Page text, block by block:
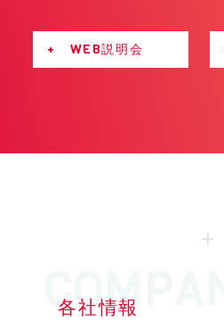
+ WEB説明会
各社情報